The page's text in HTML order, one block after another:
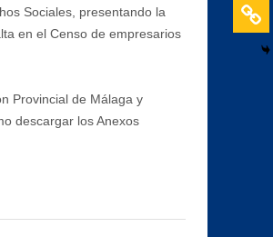
Sociales, presentando la
en el Censo de empresarios
Provincial de Málaga y
descargar los Anexos